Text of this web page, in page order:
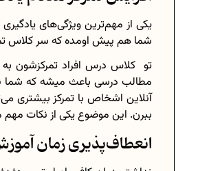
یکی از مهم‌ترین ویژگی‌های
شما هم پیش اومده که سر کلاس
تو کلاس درس افراد تمرکز‌شون
مطالب درسی باعث میشه که شما
آنلاین اشخاص با تمرکز بیشتری
ببرن. این موضوع یکی از نکات
انعطاف‌پذیری زمان